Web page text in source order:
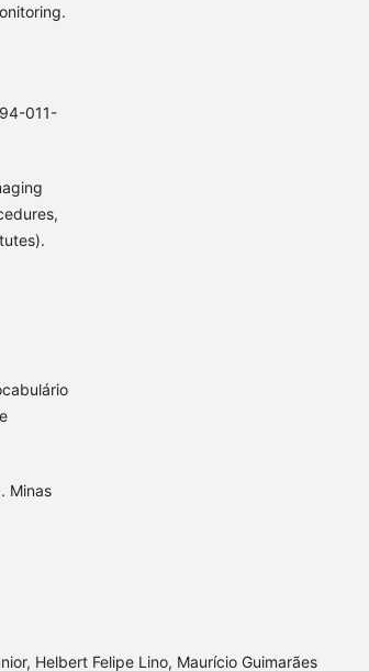
011-
Minas
Helbert Felipe Lino, Maurício Guimarães